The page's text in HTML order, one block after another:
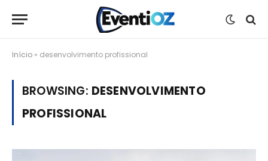
Início » desenvolvimento profissional
BROWSING: DESENVOLVIMENTO
PROFISSIONAL